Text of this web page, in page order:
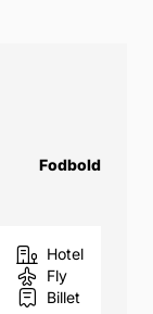
Fodbold
Hotel
Fly
Billet